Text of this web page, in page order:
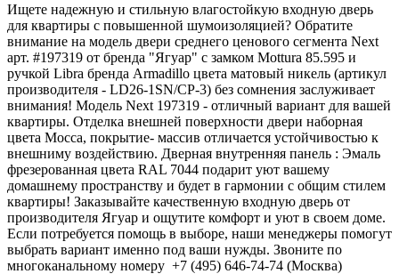
Ищете надежную и стильную влагостойкую входную дверь
для квартиры с повышенной шумоизоляцией? Обратите
внимание на модель двери среднего ценового сегмента Next
арт. #197319 от бренда "Ягуар" с замком Mottura 85.595 и
ручкой Libra бренда Armadillo цвета матовый никель (артикул
производителя - LD26-1SN/CP-3) без сомнения заслуживает
внимания! Модель Next 197319 - отличный вариант для вашей
квартиры. Отделка внешней поверхности двери наборная
цвета Mocca, покрытие- массив отличается устойчивостью к
внешниму воздействию. Дверная внутренняя панель : Эмаль
фрезерованная цвета RAL 7044 подарит уют вашему
домашнему пространству и будет в гармонии с общим стилем
квартиры! Заказывайте качественную входную дверь от
производителя Ягуар и ощутите комфорт и уют в своем доме.
Если потребуется помощь в выборе, наши менеджеры помогут
выбрать вариант именно под ваши нужды. Звоните по
многоканальному номеру +7 (495) 646-74-74 (Москва)